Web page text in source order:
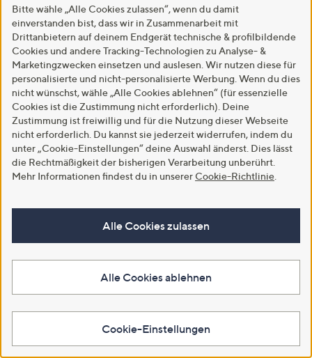
€ 59,99
-40% € 99,99
4.5
von
5
(2)2
Bewertungen
In den Warenkorb
€ 47,99
4.5
von
5
6
Bewertungen
In den Warenkorb
Jacke, Bouclé-Optik Kontrast-
Paspel figurumspielend
€ 69,99
4.49
Blazer, Langarm Schmuckknöpfe
Glanz-Nadelstreifen figurbetont
€ 115,99
vonBewertungen
Bitte wähle „Alle Cookies zulassen“, wenn du damit
einverstanden bist, dass wir in Zusammenarbeit mit
Drittanbietern auf deinem Endgerät technische & profilbildende
Cookies und andere Tracking-Technologien zu Analyse- &
Marketingzwecken einsetzen und auslesen. Wir nutzen diese für
personalisierte und nicht-personalisierte Werbung. Wenn du dies
nicht wünschst, wähle „Alle Cookies ablehnen“ (für essenzielle
Cookies ist die Zustimmung nicht erforderlich). Deine
Zustimmung ist freiwillig und für die Nutzung dieser Webseite
nicht erforderlich. Du kannst sie jederzeit widerrufen, indem du
unter „Cookie-Einstellungen“ deine Auswahl änderst. Dies lässt
die Rechtmäßigkeit der bisherigen Verarbeitung unberührt.
Mehr Informationen findest du in unserer Cookie-Richtlinie
Alle Cookies zulassen
Alle Cookies ablehnen
Cookie-Einstellungen